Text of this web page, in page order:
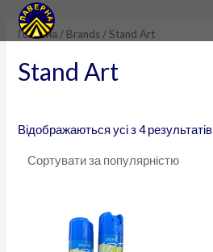
Перейти
Головна / Brands / Stand Art
Stand Art
Відображаються усі з 4 результатів